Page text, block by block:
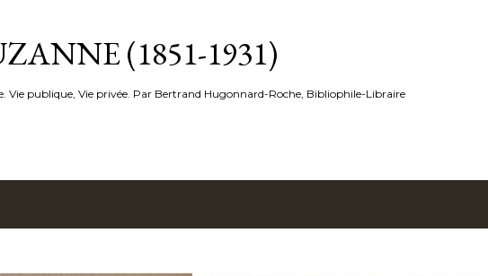
(1851-1931)
Vie publique, Vie privée. Par Bertrand Hugonnard-Roche, Bibliophile-Libraire